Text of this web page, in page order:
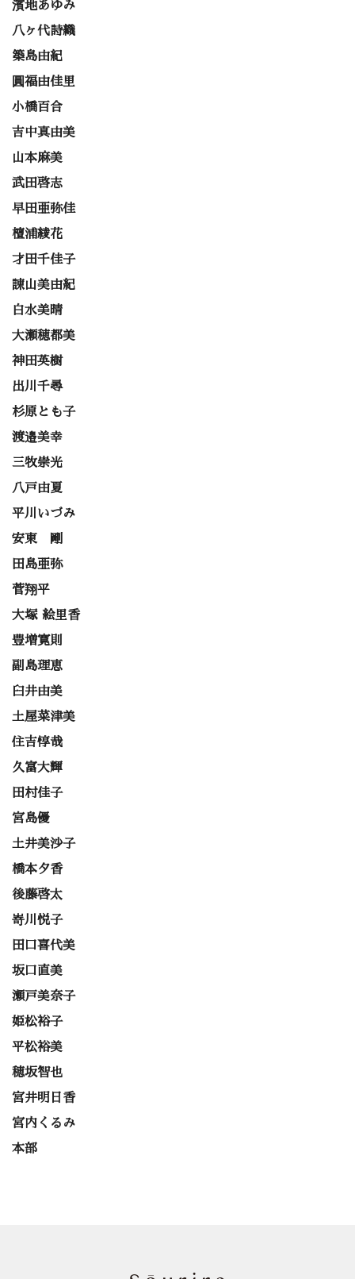
濱地あゆみ
八ヶ代詩織
築島由紀
圓福由佳里
小橋百合
吉中真由美
山本麻美
武田啓志
早田亜弥佳
檀浦綾花
才田千佳子
諌山美由紀
白水美晴
大瀬穂都美
神田英樹
出川千尋
杉原とも子
渡邉美幸
三牧崇光
八戸由夏
平川いづみ
安東 剛
田島亜弥
菅翔平
大塚 絵里香
豊増寛則
副島理恵
臼井由美
土屋菜津美
住吉惇哉
久富大輝
田村佳子
宮島優
土井美沙子
橋本夕香
後藤啓太
嵜川悦子
田口喜代美
坂口直美
瀬戸美奈子
姫松裕子
平松裕美
穂坂智也
宮井明日香
宮内くるみ
本部